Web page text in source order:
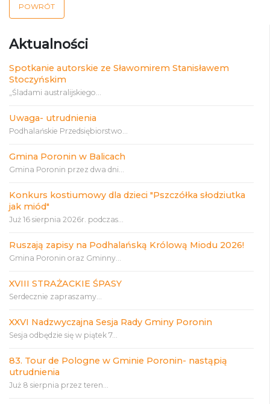
Aktualności
Spotkanie autorskie ze Sławomirem Stanisławem
Stoczyńskim
„Śladami australijskiego...
Uwaga- utrudnienia
Podhalańskie Przedsiębiorstwo...
Gmina Poronin w Balicach
Gmina Poronin przez dwa dni...
Konkurs kostiumowy dla dzieci "Pszczółka słodziutka
jak miód"
Już 16 sierpnia 2026r. podczas...
Ruszają zapisy na Podhalańską Królową Miodu 2026!
Gmina Poronin oraz Gminny...
XVIII STRAŻACKIE ŚPASY
Serdecznie zapraszamy...
XXVI Nadzwyczajna Sesja Rady Gminy Poronin
Sesja odbędzie się w piątek 7...
83. Tour de Pologne w Gminie Poronin- nastąpią
utrudnienia
Już 8 sierpnia przez teren...
POWRÓT